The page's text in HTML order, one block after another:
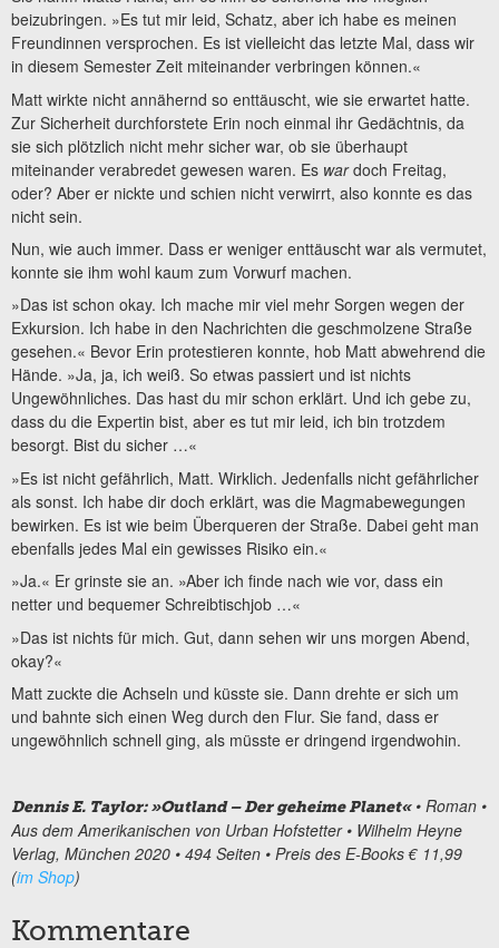
beizubringen. »Es tut mir leid, Schatz, aber ich habe es meinen
Freundinnen versprochen. Es ist vielleicht das letzte Mal, dass wir
in diesem Semester Zeit miteinander verbringen können.«
Matt wirkte nicht annähernd so enttäuscht, wie sie erwartet hatte.
Zur Sicherheit durchforstete Erin noch einmal ihr Gedächtnis, da
sie sich plötzlich nicht mehr sicher war, ob sie überhaupt
miteinander verabredet gewesen waren. Es wardoch Freitag,
oder? Aber er nickte und schien nicht verwirrt, also konnte es das
nicht sein.
Nun, wie auch immer. Dass er weniger enttäuscht war als vermutet,
konnte sie ihm wohl kaum zum Vorwurf machen.
»Das ist schon okay. Ich mache mir viel mehr Sorgen wegen der
Exkursion. Ich habe in den Nachrichten die geschmolzene Straße
gesehen.« Bevor Erin protestieren konnte, hob Matt abwehrend die
Hände. »Ja, ja, ich weiß. So etwas passiert und ist nichts
Ungewöhnliches. Das hast du mir schon erklärt. Und ich gebe zu,
dass du die Expertin bist, aber es tut mir leid, ich bin trotzdem
besorgt. Bist du sicher …«
»Es ist nicht gefährlich, Matt. Wirklich. Jedenfalls nicht gefährlicher
als sonst. Ich habe dir doch erklärt, was die Magmabewegungen
bewirken. Es ist wie beim Überqueren der Straße. Dabei geht man
ebenfalls jedes Mal ein gewisses Risiko ein.«
»Ja.« Er grinste sie an. »Aber ich finde nach wie vor, dass ein
netter und bequemer Schreibtischjob …«
»Das ist nichts für mich. Gut, dann sehen wir uns morgen Abend,
okay?«
Matt zuckte die Achseln und küsste sie. Dann drehte er sich um
und bahnte sich einen Weg durch den Flur. Sie fand, dass er
ungewöhnlich schnell ging, als müsste er dringend irgendwohin.
Dennis E. Taylor: »Outland – Der geheime Planet« • Roman •
Aus dem Amerikanischen von Urban Hofstetter • Wilhelm Heyne
Verlag, München 2020 • 494 Seiten • Preis des E-Books € 11,99
(im Shop)
Kommentare